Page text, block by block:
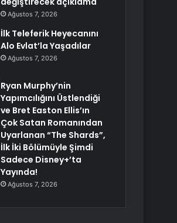
Ağustos 7, 2026
İlk Teleferik Heyecanını
Alo Evlat’la Yaşadılar
Ağustos 7, 2026
Ryan Murphy’nin
Yapımcılığını Üstlendiği
ve Bret Easton Ellis’ın
Çok Satan Romanından
Uyarlanan “The Shards”,
İlk İki Bölümüyle Şimdi
Sadece Disney+’ta
Yayında!
Ağustos 7, 2026